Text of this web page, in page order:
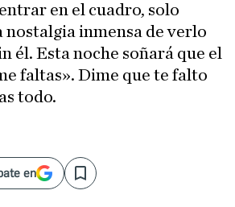
en el cuadro, solo
nostalgia inmensa de verlo
él. Esta noche soñará que el
faltas». Dime que te falto
todo.
en Save